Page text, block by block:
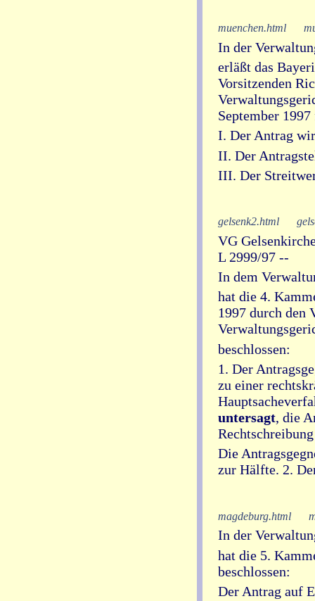
muenchen.html
In der
erläßt das
Vorsitzenden
September
I. Der Antrag
II. Der
III. Der
gelsenk2.html
VG
L 2999/97 --
In dem
hat die 4.
1997 durch den
beschlossen:
1. Der
zu einer
untersagt, die
Die
zur Hälfte. 2.
magdeburg.html
In der
hat die 5.
beschlossen:
Der Antrag auf